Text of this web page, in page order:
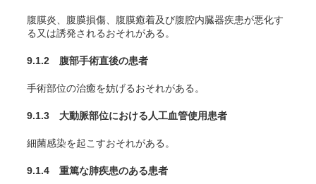
腹膜炎、腹膜損傷、腹膜癒着及び腹腔内臓器疾患が悪化す
る又は誘発されるおそれがある。
9.1.2 腹部手術直後の患者
手術部位の治癒を妨げるおそれがある。
9.1.3 大動脈部位における人工血管使用患者
細菌感染を起こすおそれがある。
9.1.4 重篤な肺疾患のある患者